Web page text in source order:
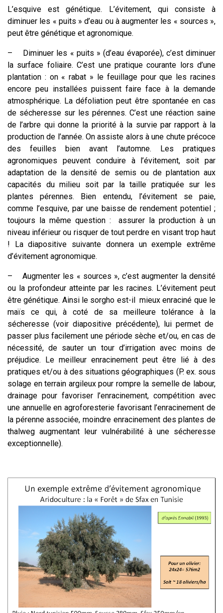
L’esquive est génétique. L’évitement, qui consiste à
diminuer les « puits » d’eau ou à augmenter les « sources »,
peut être génétique et agronomique.
–
Diminuer les « puits » (d’eau évaporée), c’est diminuer
la surface foliaire. C’est une pratique courante lors d’une
plantation : on « rabat » le feuillage pour que les racines
encore peu installées puissent faire face à la demande
atmosphérique. La défoliation peut être spontanée en cas
de sécheresse sur les pérennes. C’est une réaction saine
de l’arbre qui donne la priorité à la survie par rapport à la
production de l’année. On assiste alors à une chute précoce
des feuilles bien avant l’automne. Les pratiques
agronomiques peuvent conduire à l’évitement, soit par
adaptation de la densité de semis ou de plantation aux
capacités du milieu soit par la taille pratiquée sur les
plantes pérennes. Bien entendu, l’évitement se paie,
comme l’esquive, par une baisse de rendement potentiel ;
toujours la même question : assurer la production à un
niveau inférieur ou risquer de tout perdre en visant trop haut
! La diapositive suivante donnera un exemple extrême
d’évitement agronomique.
–
Augmenter les « sources », c’est augmenter la densité
ou la profondeur atteinte par les racines. L’évitement peut
être génétique. Ainsi le sorgho est-il mieux enraciné que le
maïs ce qui, à coté de sa meilleure tolérance à la
sécheresse (voir diapositive précédente), lui permet de
passer plus facilement une période sèche et/ou, en cas de
nécessité, de sauter un tour d’irrigation avec moins de
préjudice. Le meilleur enracinement peut être lié à des
pratiques et/ou à des situations géographiques (P. ex. sous
solage en terrain argileux pour rompre la semelle de labour,
drainage pour favoriser l’enracinement, compétition avec
une annuelle en agroforesterie favorisant l’enracinement de
la pérenne associée, moindre enracinement des plantes de
thalweg augmentant leur vulnérabilité à une sécheresse
exceptionnelle).